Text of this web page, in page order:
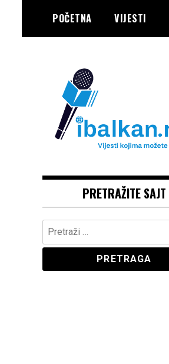
content
POČETNA VIJESTI
IBALKAN
PRETRAŽITE SAJT
Pretraga: